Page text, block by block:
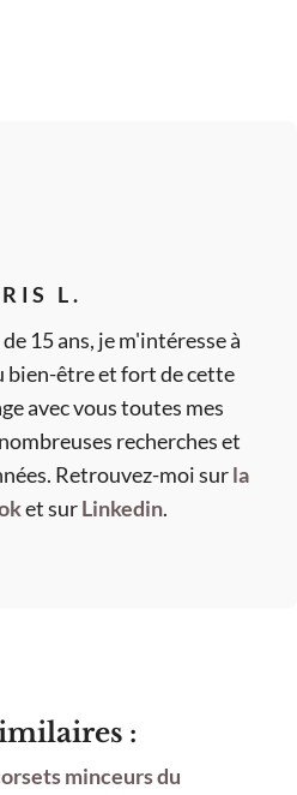
L.
15 ans, je m'intéresse à
bien-être et fort de cette
avec vous toutes mes
recherches et
Retrouvez-moi surla
et surLinkedin.
:
minceurs du